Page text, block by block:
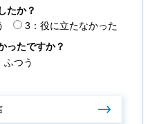
たか？
3：役に立たなかった
ったですか？
ふつう